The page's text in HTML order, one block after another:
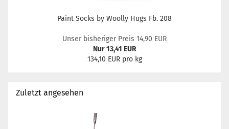
Paint Socks by Woolly Hugs Fb. 208
Unser bisheriger Preis 14,90 EUR
Nur 13,41 EUR
134,10 EUR pro kg
Zuletzt angesehen